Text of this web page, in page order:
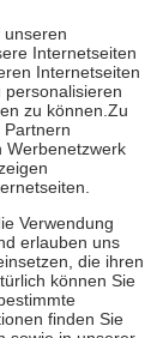
die tatsächlichen
Apotheken.
die
je
Gesundheit zu
unterstützen,
18. Lebensjahr
die von der